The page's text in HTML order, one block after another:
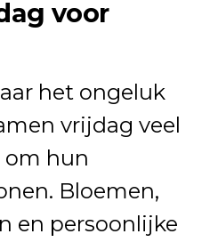
voor
het ongeluk
vrijdag veel
om hun
Bloemen,
en persoonlijke